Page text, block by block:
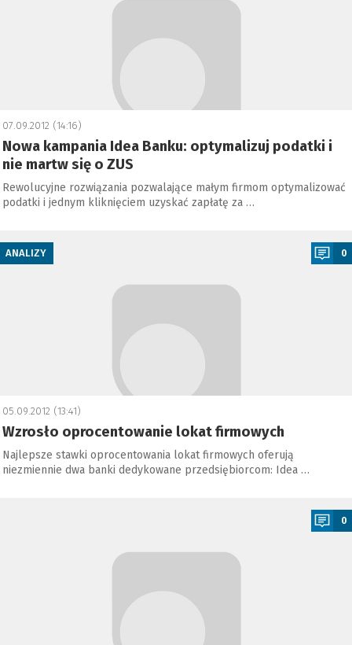
07.09.2012 (14:16)
Nowa kampania Idea Banku: optymalizuj podatki i
nie martw się o ZUS
Rewolucyjne rozwiązania pozwalające małym firmom optymalizować
podatki i jednym kliknięciem uzyskać zapłatę za …
ANALIZY 0
05.09.2012 (13:41)
Wzrosło oprocentowanie lokat firmowych
Najlepsze stawki oprocentowania lokat firmowych oferują
niezmiennie dwa banki dedykowane przedsiębiorcom: Idea …
0